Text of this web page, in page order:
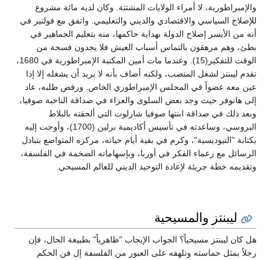
والإمبراطورية، لا أمراء الولايات المشتتة. وكان لديه مائة مشروع
للإصلاح السياسي والاقتصادي والديني والتعليمي. واتفق مع فولتير في
أنه من الأيسر إصلاح الدولة بهداية حاكمها، منه بتعليم الجماهير في
بطئ، وهم مرهقون بالتماس أسباب العيش فلا يجدون فسحة من
الوقت للتفكير(15). وعندما مات أمين المكتبة الإمبراطورية في 1680،
تقدم ليبنتز لشغل المنصب، ولكنه أضاف بأنه لا يريد أن يشغله إلا إذا
عين معه عضواً في المجلس الإمبراطوري الخاص. ورفض طلبه، عاد
إلى هانوفر حيث وجد بعض السلوى والعزاء في صداقة الناخبة صوفيا،
وبعد ذلك في صداقة ابنتها صوفيا شارلوت التي ألحقته بالبلاط
البروسي، وساعدته في تأسيس أكاديمية برلين (1700)، وأوحت إليه
بكتابة "التيوديسية"، وكرم في بقية أيام حياته، مركزه المتواضع بتبادل
الرسائل مع زعماء الفكر في أوربا، وبإسهاماته الضخمة في الفلسفة،
وتقديمه خطة جريئة لإعادة التوحيد الديني للعالم المسيحي.
ليبنتز والمسيحية
هل كان ليبنتز مسيحياً؟ الجواب الإيجاب "ظاهرياً" بطبيعة الحال، فإن
رجلاً بمثل حماسته وتلهفه على العبور من الفلسفة إل فن الحكم